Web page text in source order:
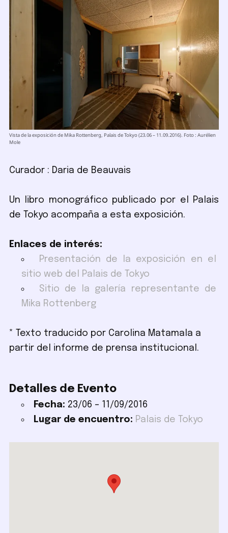
Vista de la exposición de Mika Rottenberg, Palais de Tokyo (23.06 – 11.09.2016). Foto : Aurélien
Mole
Curador : Daria de Beauvais
Un libro monográfico publicado por el Palais
de Tokyo acompaña a esta exposición.
Enlaces de interés:
Presentación de la exposición en el
sitio web del Palais de Tokyo
Sitio de la galería representante de
Mika Rottenberg
* Texto traducido por Carolina Matamala a
partir del informe de prensa institucional.
Detalles de Evento
Fecha: 23/06 – 11/09/2016
Lugar de encuentro: Palais de Tokyo